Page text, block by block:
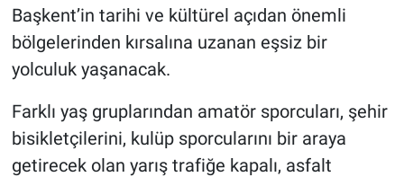
Başkent’in tarihi ve kültürel açıdan önemli
bölgelerinden kırsalına uzanan eşsiz bir
yolculuk yaşanacak.
Farklı yaş gruplarından amatör sporcuları, şehir
bisikletçilerini, kulüp sporcularını bir araya
getirecek olan yarış trafiğe kapalı, asfalt